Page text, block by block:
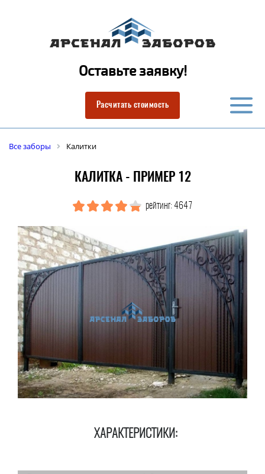
Оставьте заявку!
Расчитать стоимость
Все заборы Калитки
КАЛИТКА - ПРИМЕР 12
рейтинг: 4647
ХАРАКТЕРИСТИКИ: